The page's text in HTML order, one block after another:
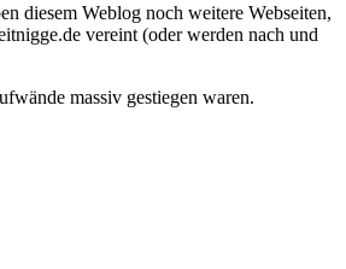
diesem Weblog noch weitere Webseiten,
vereint (oder werden nach und
massiv gestiegen waren.